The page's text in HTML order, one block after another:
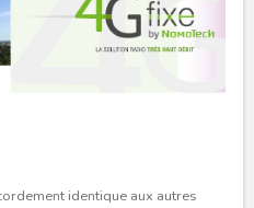
identique aux autres